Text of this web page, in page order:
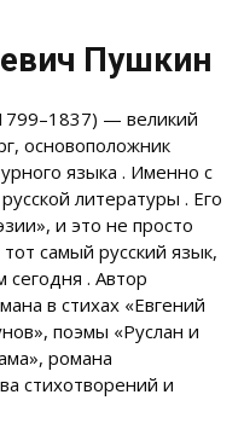
Пушкин
— великий
основоположник
языка . Именно с
литературы . Его
и это не просто
самый русский язык,
сегодня . Автор
в стихах «Евгений
поэмы «Руслан и
романа
стихотворений и